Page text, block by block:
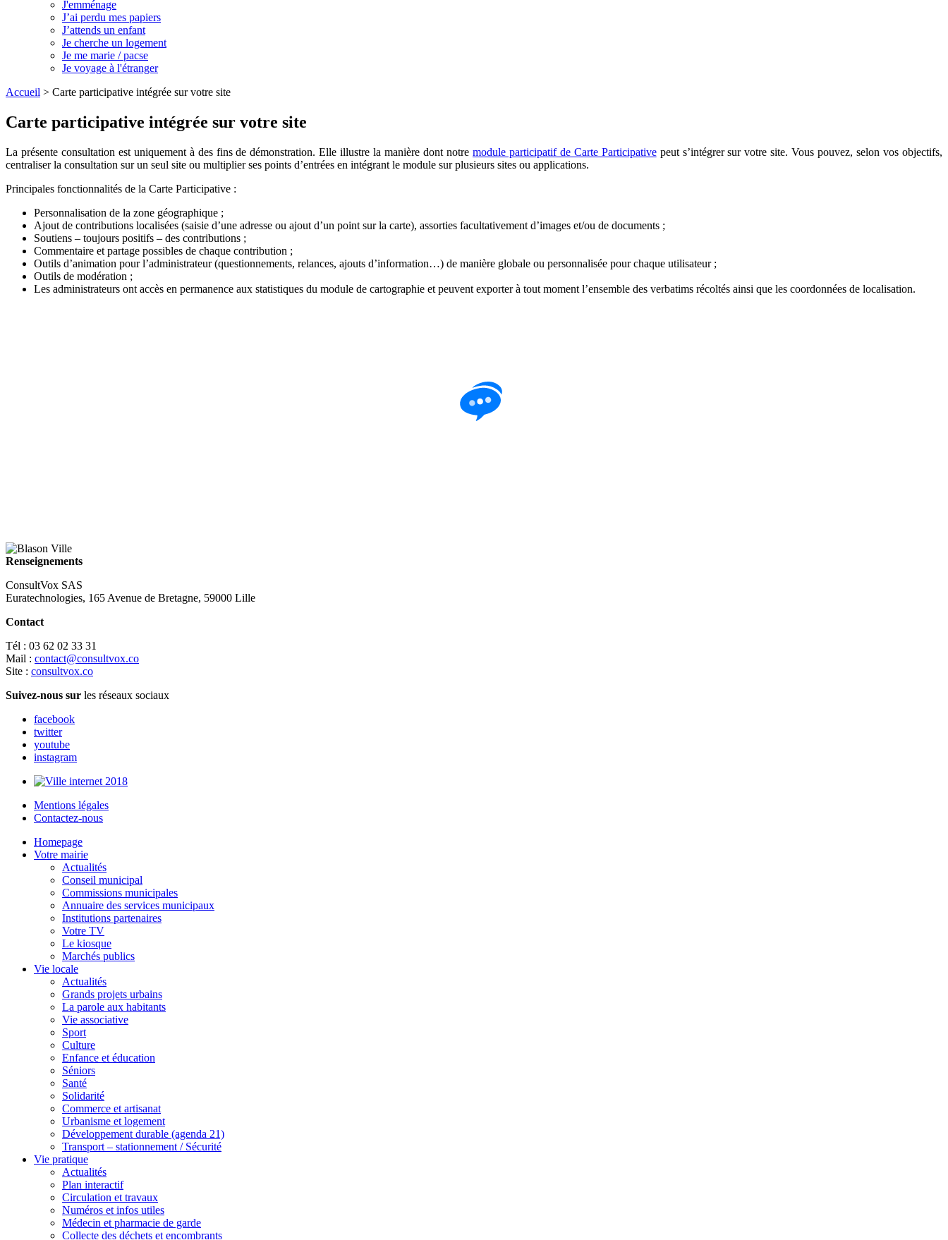
J'emménage
J’ai perdu mes papiers
J’attends un enfant
Je cherche un logement
Je me marie / pacse
Je voyage à l'étranger
Accueil > Carte participative intégrée sur votre site
Carte participative intégrée sur votre site
La présente consultation est uniquement à des fins de démonstration. Elle illustre la manière dont notre module participatif de Carte Participativepeut s’intégrer sur votre site. Vous pouvez, selon vos objectifs,
centraliser la consultation sur un seul site ou multiplier ses points d’entrées en intégrant le module sur plusieurs sites ou applications.
Principales fonctionnalités de la Carte Participative :
Personnalisation de la zone géographique ;
Ajout de contributions localisées (saisie d’une adresse ou ajout d’un point sur la carte), assorties facultativement d’images et/ou de documents ;
Soutiens – toujours positifs – des contributions ;
Commentaire et partage possibles de chaque contribution ;
Outils d’animation pour l’administrateur (questionnements, relances, ajouts d’information…) de manière globale ou personnalisée pour chaque utilisateur ;
Outils de modération ;
Les administrateurs ont accès en permanence aux statistiques du module de cartographie et peuvent exporter à tout moment l’ensemble des verbatims récoltés ainsi que les coordonnées de localisation.
Renseignements
ConsultVox SAS
Euratechnologies, 165 Avenue de Bretagne, 59000 Lille
Contact
Tél : 03 62 02 33 31
Mail : contact@consultvox.co
Site : consultvox.co
Suivez-nous sur les réseaux sociaux
facebook
twitter
youtube
instagram
Mentions légales
Contactez-nous
Homepage
Votre mairie
Actualités
Conseil municipal
Commissions municipales
Annuaire des services municipaux
Institutions partenaires
Votre TV
Le kiosque
Marchés publics
Vie locale
Actualités
Grands projets urbains
La parole aux habitants
Vie associative
Sport
Culture
Enfance et éducation
Séniors
Santé
Solidarité
Commerce et artisanat
Urbanisme et logement
Développement durable (agenda 21)
Transport – stationnement / Sécurité
Vie pratique
Actualités
Plan interactif
Circulation et travaux
Numéros et infos utiles
Médecin et pharmacie de garde
Collecte des déchets et encombrants